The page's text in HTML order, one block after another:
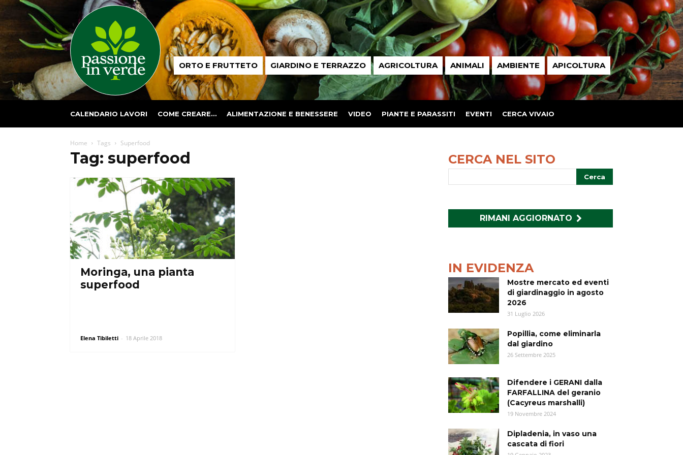
Passione
in ORTO E FRUTTETO GIARDINO E TERRAZZO AGRICOLTURA ANIMALI AMBIENTE APICOLTURA
CALENDARIO LAVORI COME CREARE… ALIMENTAZIONE E BENESSERE VIDEO PIANTE E PARASSITI EVENTI CERCA VIVAIO
Home Tags Superfood
Tag: superfood
Moringa, una pianta
superfood
Elena Tibiletti - 18 Aprile 2018
CERCA NEL SITO
RIMANI AGGIORNATO
IN EVIDENZA
Mostre mercato ed eventi
di giardinaggio in agosto
2026
31 Luglio 2026
Popillia, come eliminarla
dal giardino
26 Settembre 2025
Difendere i GERANI dalla
FARFALLINA del geranio
(Cacyreus marshalli)
19 Novembre 2024
Dipladenia, in vaso una
cascata di fiori